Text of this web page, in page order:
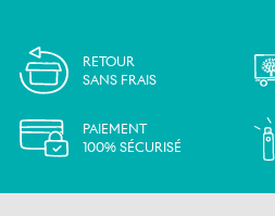
RETOUR
SANS FRAIS
PAIEMENT
100% SÉCURISÉ